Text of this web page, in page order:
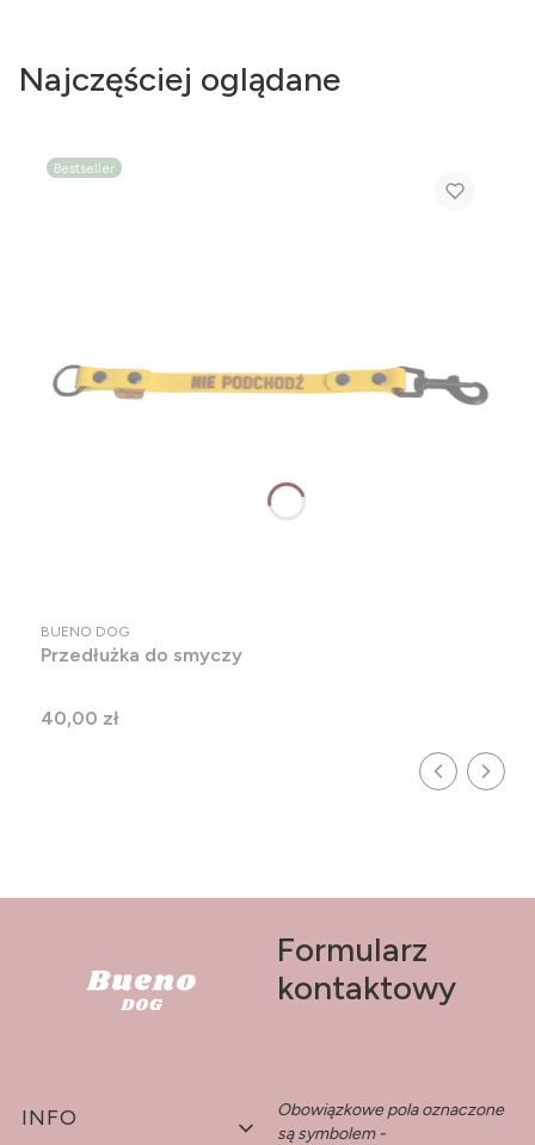
Najczęściej oglądane
Bestseller
PRODUCENT
BUENO DOG
Przedłużka do smyczy
Cena
40,00 zł
Linki w stopce
INFO
Formularz
kontaktowy
Obowiązkowe pola oznaczone
są symbolem -